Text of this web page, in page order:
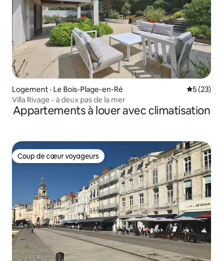
Logement · Le Bois-Plage-en-Ré Note
5 (23)
Villa Rivage - à deux pas de la mer
Appartements à louer avec climatisation
Coup de cœur voyageurs
Coup de cœur voyageurs